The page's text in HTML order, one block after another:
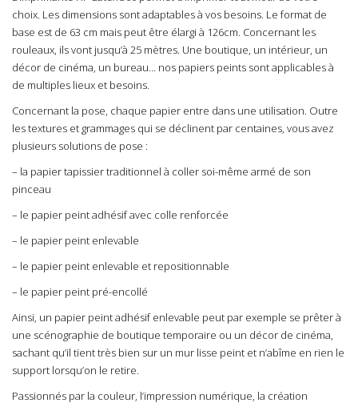
choix. Les dimensions sont adaptables à vos besoins. Le format de
base est de 63 cm mais peut être élargi à 126cm. Concernant les
rouleaux, ils vont jusqu’à 25 mètres. Une boutique, un intérieur, un
décor de cinéma, un bureau… nos papiers peints sont applicables à
de multiples lieux et besoins.
Concernant la pose, chaque papier entre dans une utilisation. Outre
les textures et grammages qui se déclinent par centaines, vous avez
plusieurs solutions de pose :
– la papier tapissier traditionnel à coller soi-même armé de son
pinceau
– le papier peint adhésif avec colle renforcée
– le papier peint enlevable
– le papier peint enlevable et repositionnable
– le papier peint pré-encollé
Ainsi, un papier peint adhésif enlevable peut par exemple se prêter à
une scénographie de boutique temporaire ou un décor de cinéma,
sachant qu’il tient très bien sur un mur lisse peint et n’abîme en rien le
support lorsqu’on le retire.
Passionnés par la couleur, l’impression numérique, la création